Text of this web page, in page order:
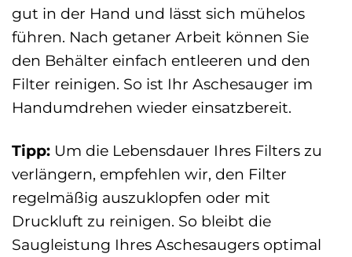
gut in der Hand und lässt sich mühelos
führen. Nach getaner Arbeit können Sie
den Behälter einfach entleeren und den
Filter reinigen. So ist Ihr Aschesauger im
Handumdrehen wieder einsatzbereit.
Tipp: Um die Lebensdauer Ihres Filters zu
verlängern, empfehlen wir, den Filter
regelmäßig auszuklopfen oder mit
Druckluft zu reinigen. So bleibt die
Saugleistung Ihres Aschesaugers optimal